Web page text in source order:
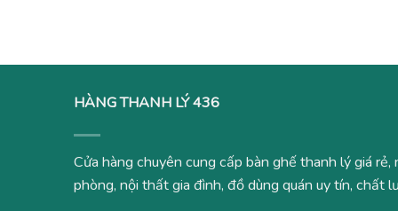
HÀNG THANH LÝ 436
Cửa hàng chuyên cung cấp bàn ghế thanh lý giá
phòng, nội thất gia đình, đồ dùng quán uy tín, chất